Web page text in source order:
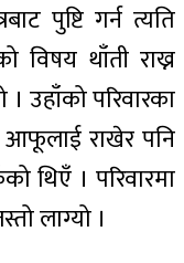
पुष्टि गर्न त्यति
विषय थाँती राख्न
। उहाँको परिवारका
राखेर पनि
थिएँ । परिवारमा
लाग्यो ।